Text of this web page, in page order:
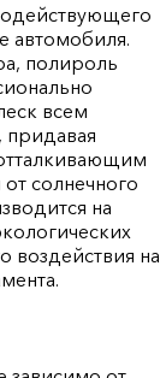
автомобиля.
полироль
всем
придавая
солнечного
на
воздействия на